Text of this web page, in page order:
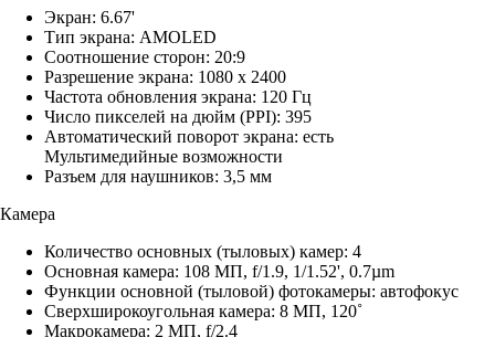
Экран: 6.67'
Тип экрана: AMOLED
Соотношение сторон: 20:9
Разрешение экрана: 1080 x 2400
Частота обновления экрана: 120 Гц
Число пикселей на дюйм (PPI): 395
Автоматический поворот экрана: есть
Мультимедийные возможности
Разъем для наушников: 3,5 мм
Камера
Количество основных (тыловых) камер: 4
Основная камера: 108 МП, f/1.9, 1/1.52', 0.7µm
Функции основной (тыловой) фотокамеры: автофокус
Сверхширокоугольная камера: 8 МП, 120˚
Макрокамера: 2 МП, f/2.4